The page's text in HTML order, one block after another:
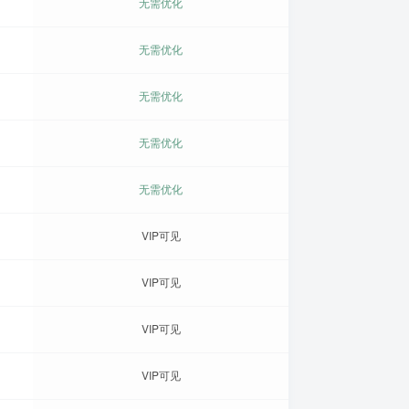
无需优化
无需优化
无需优化
无需优化
VIP可见
VIP可见
VIP可见
VIP可见